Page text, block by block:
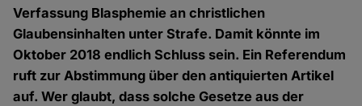
Verfassung Blasphemie an christlichen
Glaubensinhalten unter Strafe. Damit könnte im
Oktober 2018 endlich Schluss sein. Ein Referendum
ruft zur Abstimmung über den antiquierten Artikel
auf. Wer glaubt, dass solche Gesetze aus der